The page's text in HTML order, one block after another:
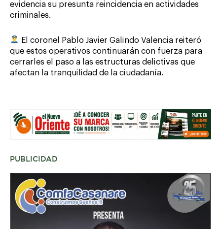
evidencia su presunta reincidencia en actividades
criminales.
El coronel Pablo Javier Galindo Valencia reiteró
que estos operativos continuarán con fuerza para
cerrarles el paso a las estructuras delictivas que
afectan la tranquilidad de la ciudadanía.
PUBLICIDAD